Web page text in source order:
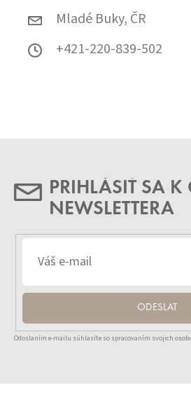
Mladé Buky, ČR
+421-220-839-502
PRIHLÁSIŤ SA K
NEWSLETTERA
ODESLAT
Odoslaním e-mailu súhlasíte so spracovaním svojich